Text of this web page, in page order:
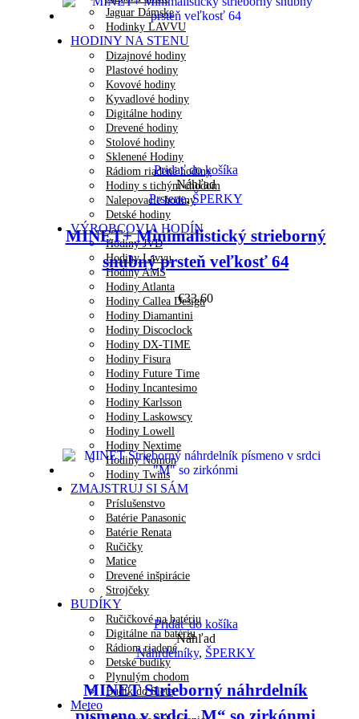
Jaguar Dámske
Hodinky LAVVU
HODINY NA STENU
Dizajnové hodiny
Plastové hodiny
Kovové hodiny
Kyvadlové hodiny
Digitálne hodiny
Drevené hodiny
Stolové hodiny
Sklenené Hodiny
Rádiom riadené hodiny
Hodiny s tichým chodom
Nalepovacie hodiny
Detské hodiny
VÝROBCOVIA HODÍN
Hodiny JVD
Hodiny Lavvu
Hodiny AMS
Hodiny Atlanta
Hodiny Callea Design
Hodiny Diamantini
Hodiny Discoclock
Hodiny DX-TIME
Hodiny Fisura
Hodiny Future Time
Hodiny Incantesimo
Hodiny Karlsson
Hodiny Laskowscy
Hodiny Lowell
Hodiny Nextime
Hodiny Nomon
Hodiny Twins
ZMAJSTRUJ SI SÁM
Príslušenstvo
Batérie Panasonic
Batérie Renata
Ručičky
Matice
Drevené inšpirácie
Strojčeky
BUDÍKY
Ručičkové na batériu
Digitálne na batériu
Rádiom riadené
Detské budíky
Plynulým chodom
Budík do Siete
Meteo
Pridať do košíka
Náhľad
Prstene,ŠPERKY
MINET+ Minimalistický strieborný
snubný prsteň veľkosť 64
€33.60
Pridať do košíka
Náhľad
Náhrdelníky, ŠPERKY
MINET Strieborný náhrdelník